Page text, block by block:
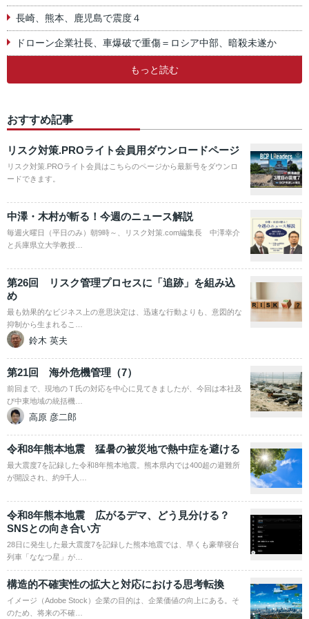
長崎、熊本、鹿児島で震度４
ドローン企業社長、車爆破で重傷＝ロシア中部、暗殺未遂か
もっと読む
おすすめ記事
リスク対策.PROライト会員用ダウンロードページ
リスク対策.PROライト会員はこちらのページから最新号をダウンロ
ードできます。
中澤・木村が斬る！今週のニュース解説
毎週火曜日（平日のみ）朝9時～、リスク対策.com編集長 中澤幸介
と兵庫県立大学教授…
第26回 リスク管理プロセスに「追跡」を組み込
め
最も効果的なビジネス上の意思決定は、迅速な行動よりも、意図的な
抑制から生まれるこ…
鈴木 英夫
第21回 海外危機管理（7）
前回まで、現地のＴ氏の対応を中心に見てきましたが、今回は本社及
び中東地域の統括機…
高原 彦二郎
令和8年熊本地震 猛暑の被災地で熱中症を避ける
最大震度7を記録した令和8年熊本地震。熊本県内では400超の避難所
が開設され、約9千人…
令和8年熊本地震 広がるデマ、どう見分ける？
SNSとの向き合い方
28日に発生した最大震度7を記録した熊本地震では、早くも豪華寝台
列車「ななつ星」が…
構造的不確実性の拡大と対応における思考転換
イメージ（Adobe Stock）企業の目的は、企業価値の向上にある。そ
のため、将来の不確…